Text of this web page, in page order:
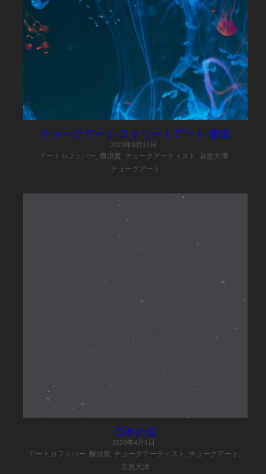
チョークアート×ストリートアート×書道
2020年8月21日 ·
アートカフェバー, 横須賀, チョークアーティスト, 京急大津,
チョークアート
日本の宝
2020年4月3日 ·
アートカフェバー, 横須賀, チョークアーティスト, チョークアート,
京急大津